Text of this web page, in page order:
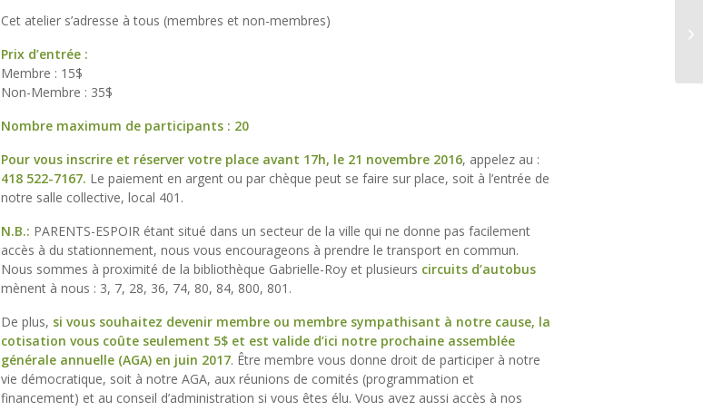
Cet atelier s’adresse à tous (membres et non-membres)
Prix d’entrée :
Membre : 15$
Non-Membre : 35$
Nombre maximum de participants : 20
Pour vous inscrire et réserver votre place avant 17h, le 21 novembre 2016, appelez au :
418 522-7167. Le paiement en argent ou par chèque peut se faire sur place, soit à l’entrée de
notre salle collective, local 401.
N.B.: PARENTS-ESPOIR étant situé dans un secteur de la ville qui ne donne pas facilement
accès à du stationnement, nous vous encourageons à prendre le transport en commun.
Nous sommes à proximité de la bibliothèque Gabrielle-Roy et plusieurs circuits d’autobus
mènent à nous : 3, 7, 28, 36, 74, 80, 84, 800, 801.
De plus, si vous souhaitez devenir membre ou membre sympathisant à notre cause, la
cotisation vous coûte seulement 5$ et est valide d’ici notre prochaine assemblée
générale annuelle (AGA) en juin 2017. Être membre vous donne droit de participer à notre
vie démocratique, soit à notre AGA, aux réunions de comités (programmation et
financement) et au conseil d’administration si vous êtes élu. Vous avez aussi accès à nos